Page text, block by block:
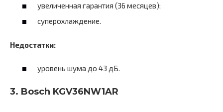
увеличенная гарантия (36 месяцев);
суперохлаждение.
Недостатки:
уровень шума до 43 дБ.
3. Bosch KGV36NW1AR